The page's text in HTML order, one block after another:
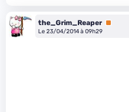
the_Grim_Reaper Premium
Le 23/04/2014 à 09h29